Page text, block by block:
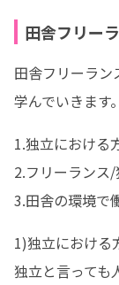
田舎フリー
田舎フリーラ
学んでいきます。
1.独立における
2.フリーランス
3.田舎の環境で
1)独立における
独立と言っても